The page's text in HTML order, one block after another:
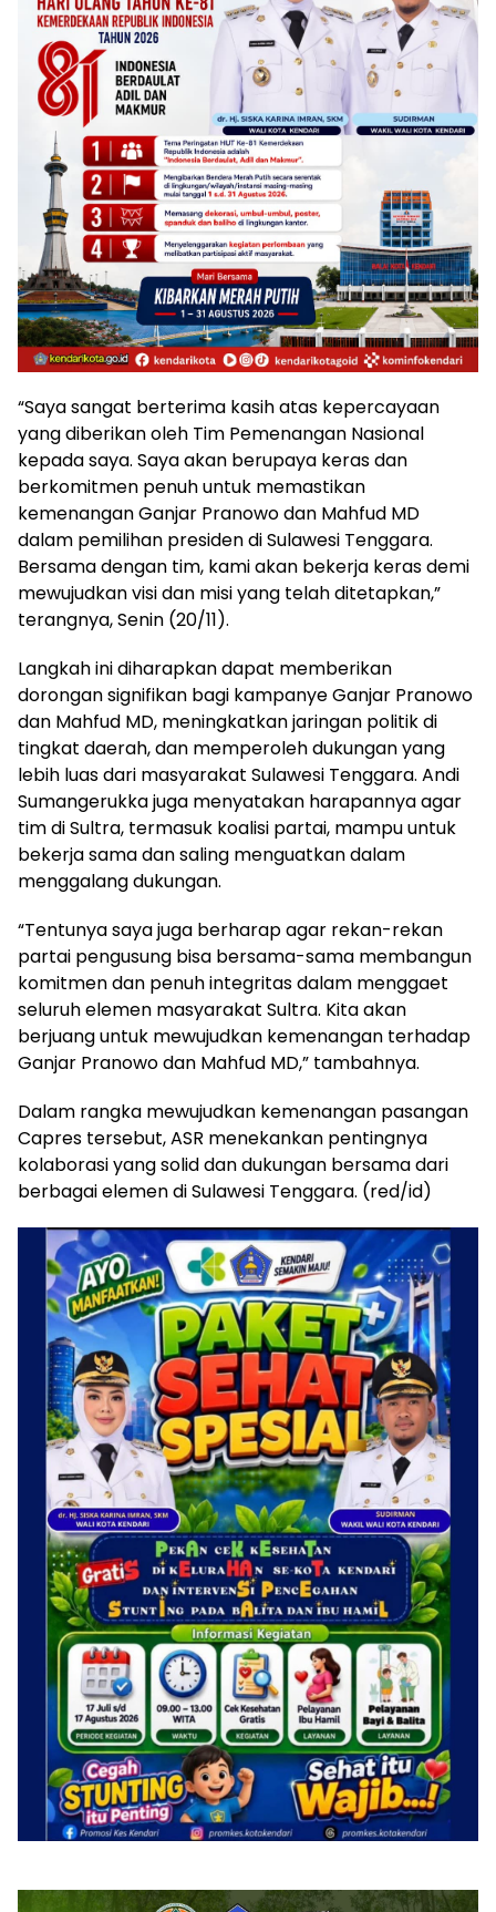
“Saya sangat berterima kasih atas kepercayaan
yang diberikan oleh Tim Pemenangan Nasional
kepada saya. Saya akan berupaya keras dan
berkomitmen penuh untuk memastikan
kemenangan Ganjar Pranowo dan Mahfud MD
dalam pemilihan presiden di Sulawesi Tenggara.
Bersama dengan tim, kami akan bekerja keras demi
mewujudkan visi dan misi yang telah ditetapkan,”
terangnya, Senin (20/11).
Langkah ini diharapkan dapat memberikan
dorongan signifikan bagi kampanye Ganjar Pranowo
dan Mahfud MD, meningkatkan jaringan politik di
tingkat daerah, dan memperoleh dukungan yang
lebih luas dari masyarakat Sulawesi Tenggara. Andi
Sumangerukka juga menyatakan harapannya agar
tim di Sultra, termasuk koalisi partai, mampu untuk
bekerja sama dan saling menguatkan dalam
menggalang dukungan.
“Tentunya saya juga berharap agar rekan-rekan
partai pengusung bisa bersama-sama membangun
komitmen dan penuh integritas dalam menggaet
seluruh elemen masyarakat Sultra. Kita akan
berjuang untuk mewujudkan kemenangan terhadap
Ganjar Pranowo dan Mahfud MD,” tambahnya.
Dalam rangka mewujudkan kemenangan pasangan
Capres tersebut, ASR menekankan pentingnya
kolaborasi yang solid dan dukungan bersama dari
berbagai elemen di Sulawesi Tenggara. (red/id)